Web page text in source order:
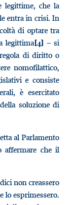
legittime, che la
entra in crisi. In
di optare tra
legittima[4] – si
di diritto o
nomofilattico,
e consiste
è esercitato
soluzione di
al Parlamento
affermare che il
non creassero
lo esprimessero.